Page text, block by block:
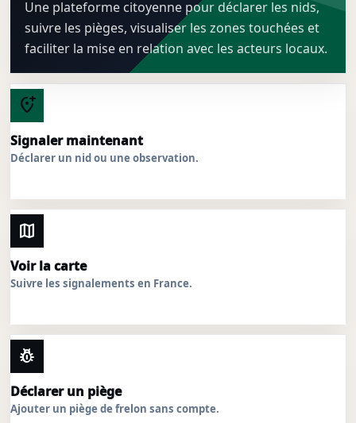
Une plateforme citoyenne pour déclarer les nids,
suivre les pièges, visualiser les zones touchées et
faciliter la mise en relation avec les acteurs locaux.
add_location_alt
Signaler maintenant
Déclarer un nid ou une observation.
map
Voir la carte
Suivre les signalements en France.
pest_control
Déclarer un piège
Ajouter un piège de frelon sans compte.